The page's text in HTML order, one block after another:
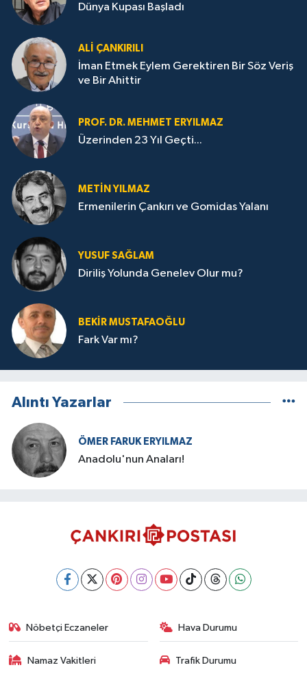
Dünya Kupası Başladı
ALI ÇANKIRILI
İman Etmek Eylem Gerektiren Bir Söz Veriş
ve Bir Ahittir
PROF. DR. MEHMET ERYILMAZ
Üzerinden 23 Yıl Geçti...
METIN YILMAZ
Ermenilerin Çankırı ve Gomidas Yalanı
YUSUF SAĞLAM
Diriliş Yolunda Genelev Olur mu?
BEKIR MUSTAFAOĞLU
Fark Var mı?
Alıntı Yazarlar
ÖMER FARUK ERYILMAZ
Anadolu'nun Anaları!
Nöbetçi Eczaneler Hava Durumu
Namaz Vakitleri Trafik Durumu